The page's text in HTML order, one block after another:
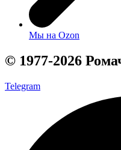
Мы на Ozon
© 1977-2026
Telegram